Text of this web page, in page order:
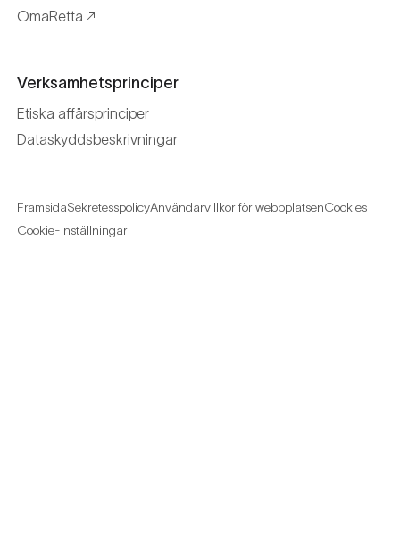
OmaRetta
Verksamhetsprinciper
Etiska affärsprinciper
Dataskyddsbeskrivningar
FramsidaSekretesspolicyAnvändarvillkor för webbplatsenCookies
Cookie-inställningar